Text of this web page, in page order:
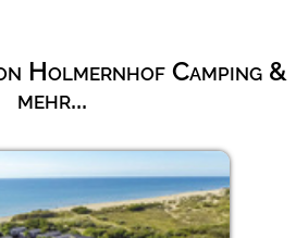
Holmernhof Camping &
mehr...